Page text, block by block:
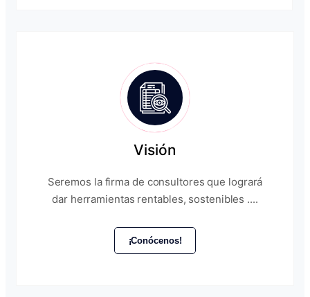
Visión
Seremos la firma de consultores que logrará
dar herramientas rentables, sostenibles ....
¡Conócenos!